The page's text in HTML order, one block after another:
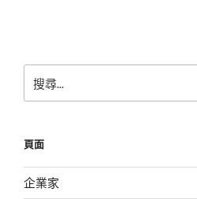
尋
字:
頁面
企業家